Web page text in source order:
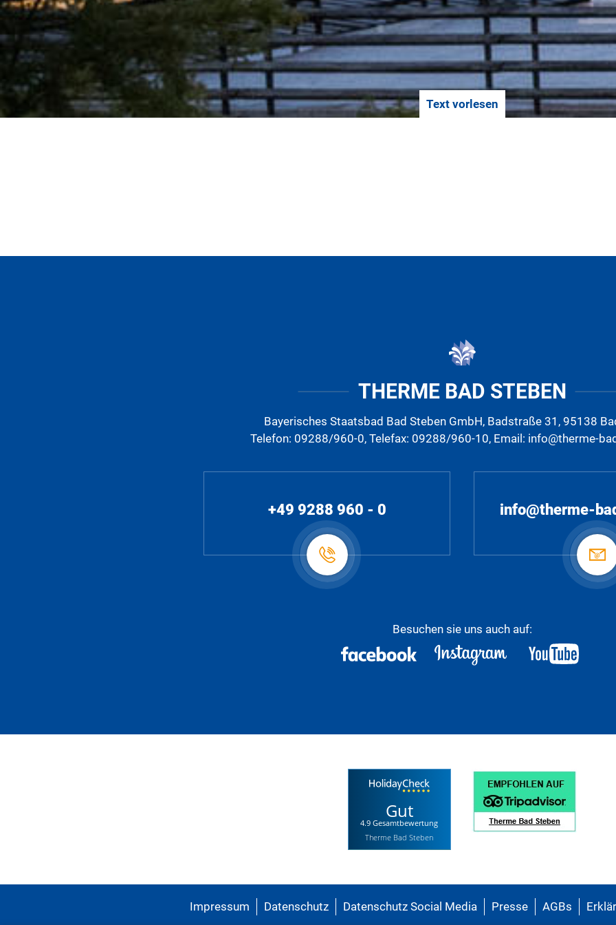
Text vorlesen
THERME BAD STEBEN
Bayerisches Staatsbad Bad Steben GmbH, Badstraße 31, 95138
Telefon: 09288/960-0, Telefax: 09288/960-10, Email: info@therme-
+49 9288 960 - 0 info@therme-
Besuchen sie uns auch auf:
Gut
4.9 Gesamtbewertung
Therme Bad Steben
Impressum Datenschutz Datenschutz Social Media Presse AGBs